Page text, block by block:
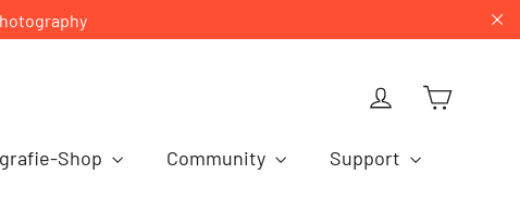
Einloggen
Shop Community Support